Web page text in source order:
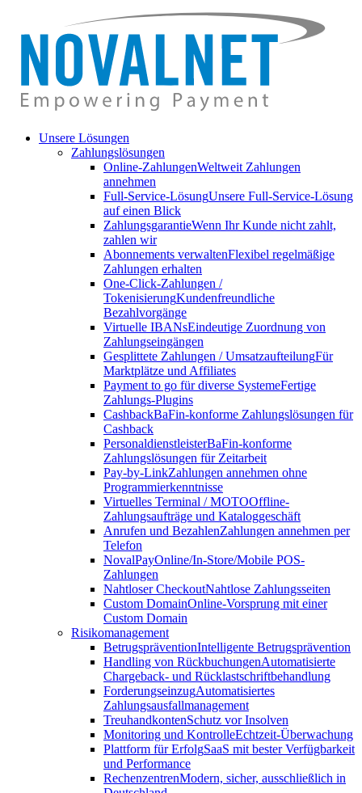
Unsere Lösungen
Zahlungslösungen
Online-ZahlungenWeltweit Zahlungen
annehmen
Full-Service-LösungUnsere Full-Service-Lösung
auf einen Blick
ZahlungsgarantieWenn Ihr Kunde nicht zahlt,
zahlen wir
Abonnements verwaltenFlexibel regelmäßige
Zahlungen erhalten
One-Click-Zahlungen /
TokenisierungKundenfreundliche
Bezahlvorgänge
Virtuelle IBANsEindeutige Zuordnung von
Zahlungseingängen
Gesplittete Zahlungen / UmsatzaufteilungFür
Marktplätze und Affiliates
Payment to go für diverse SystemeFertige
Zahlungs-Plugins
CashbackBaFin-konforme Zahlungslösungen für
Cashback
PersonaldienstleisterBaFin-konforme
Zahlungslösungen für Zeitarbeit
Pay-by-LinkZahlungen annehmen ohne
Programmierkenntnisse
Virtuelles Terminal / MOTOOffline-
Zahlungsaufträge und Kataloggeschäft
Anrufen und BezahlenZahlungen annehmen per
Telefon
NovalPayOnline/In-Store/Mobile POS-
Zahlungen
Nahtloser CheckoutNahtlose Zahlungsseiten
Custom DomainOnline-Vorsprung mit einer
Custom Domain
Risikomanagement
BetrugspräventionIntelligente Betrugsprävention
Handling von RückbuchungenAutomatisierte
Chargeback- und Rücklastschriftbehandlung
ForderungseinzugAutomatisiertes
Zahlungsausfallmanagement
TreuhandkontenSchutz vor Insolven
Monitoring und KontrolleEchtzeit-Überwachung
Plattform für ErfolgSaaS mit bester Verfügbarkeit
und Performance
RechenzentrenModern, sicher, ausschließlich in